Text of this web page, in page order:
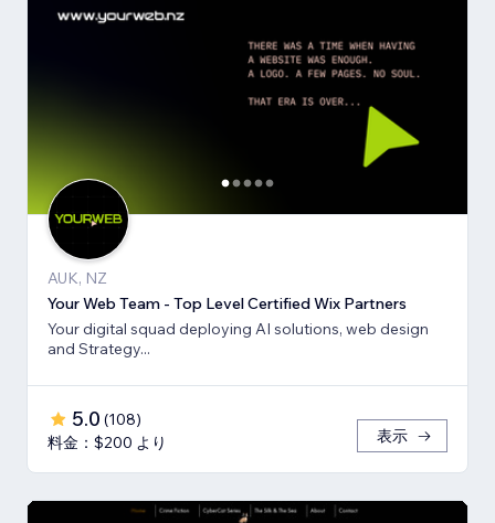
AUK, NZ
Your Web Team - Top Level Certified Wix Partners
Your digital squad deploying AI solutions, web design
and Strategy...
5.0 (108)
料金：$200 より
表示